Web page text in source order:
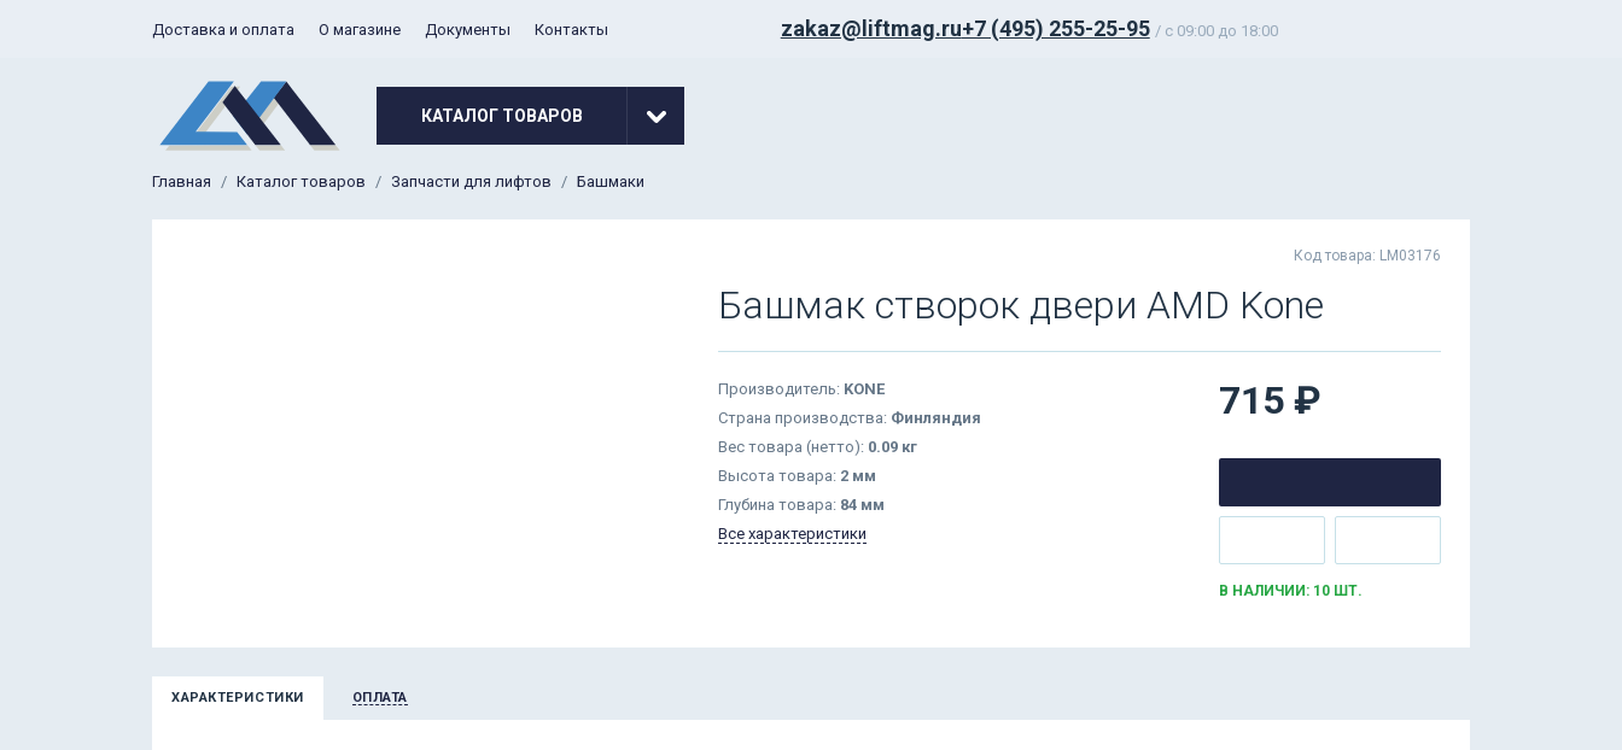
Доставка и оплата О магазине Документы Контакты zakaz@liftmag.ru+7 (495) 255-25-95 / c 09:00 до 18:00
КАТАЛОГ ТОВАРОВ
Главная Каталог товаров Запчасти для лифтов Башмаки
Код товара: LM03176
Башмак створок двери AMD Kone
Производитель: KONE
Страна производства: Финляндия
Вес товара (нетто): 0.09 кг
Высота товара: 2 мм
Глубина товара: 84 мм
Все характеристики
715 ₽
В НАЛИЧИИ: 10 ШТ.
ХАРАКТЕРИСТИКИ ОПЛАТА